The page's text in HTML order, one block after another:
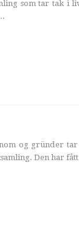
som tar tak i
og gründer
Den har fått